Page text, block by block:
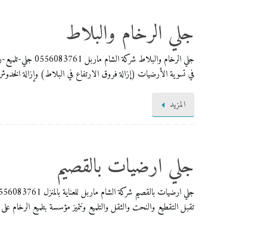
جلي الرخام والبلاط
جلي الرخام
في تسوية الأرضيات (إزالة فروق الارتفاع في البلاط) وإزالة
المزيد
جلي ارضيات بالقصيم
تقبل التقطيع والنحت والثقل والتلميع ونتميز مؤسسة بتلميع الرخام